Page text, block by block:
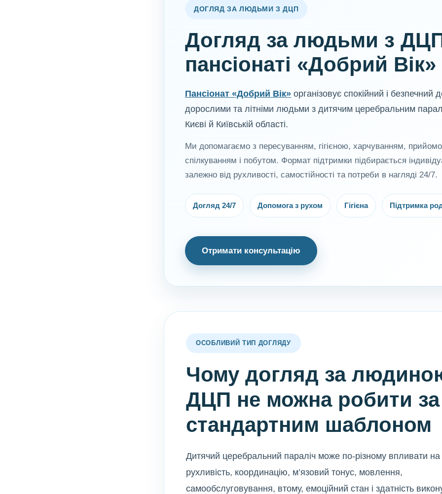
ДОГЛЯД ЗА ЛЮДЬМИ З ДЦП
Догляд за людьми з
пансіонаті «Добрий Вік»
Пансіонат «Добрий Вік» організовує спокійний і безпечний
дорослими та літніми людьми з дитячим церебральним
Києві й Київській області.
Ми допомагаємо з пересуванням, гігієною, харчуванням,
спілкуванням і побутом. Формат підтримки підбирається
залежно від рухливості, самостійності та потреби в нагляді 24/7.
Догляд 24/7 Допомога з рухом Гігієна Підтримка
Отримати консультацію
ОСОБЛИВИЙ ТИП ДОГЛЯДУ
Чому догляд за
ДЦП не можна робити за
стандартним шаблоном
Дитячий церебральний параліч може по-різному впливати на
рухливість, координацію, м’язовий тонус, мовлення,
самообслуговування, втому, емоційний стан і здатність